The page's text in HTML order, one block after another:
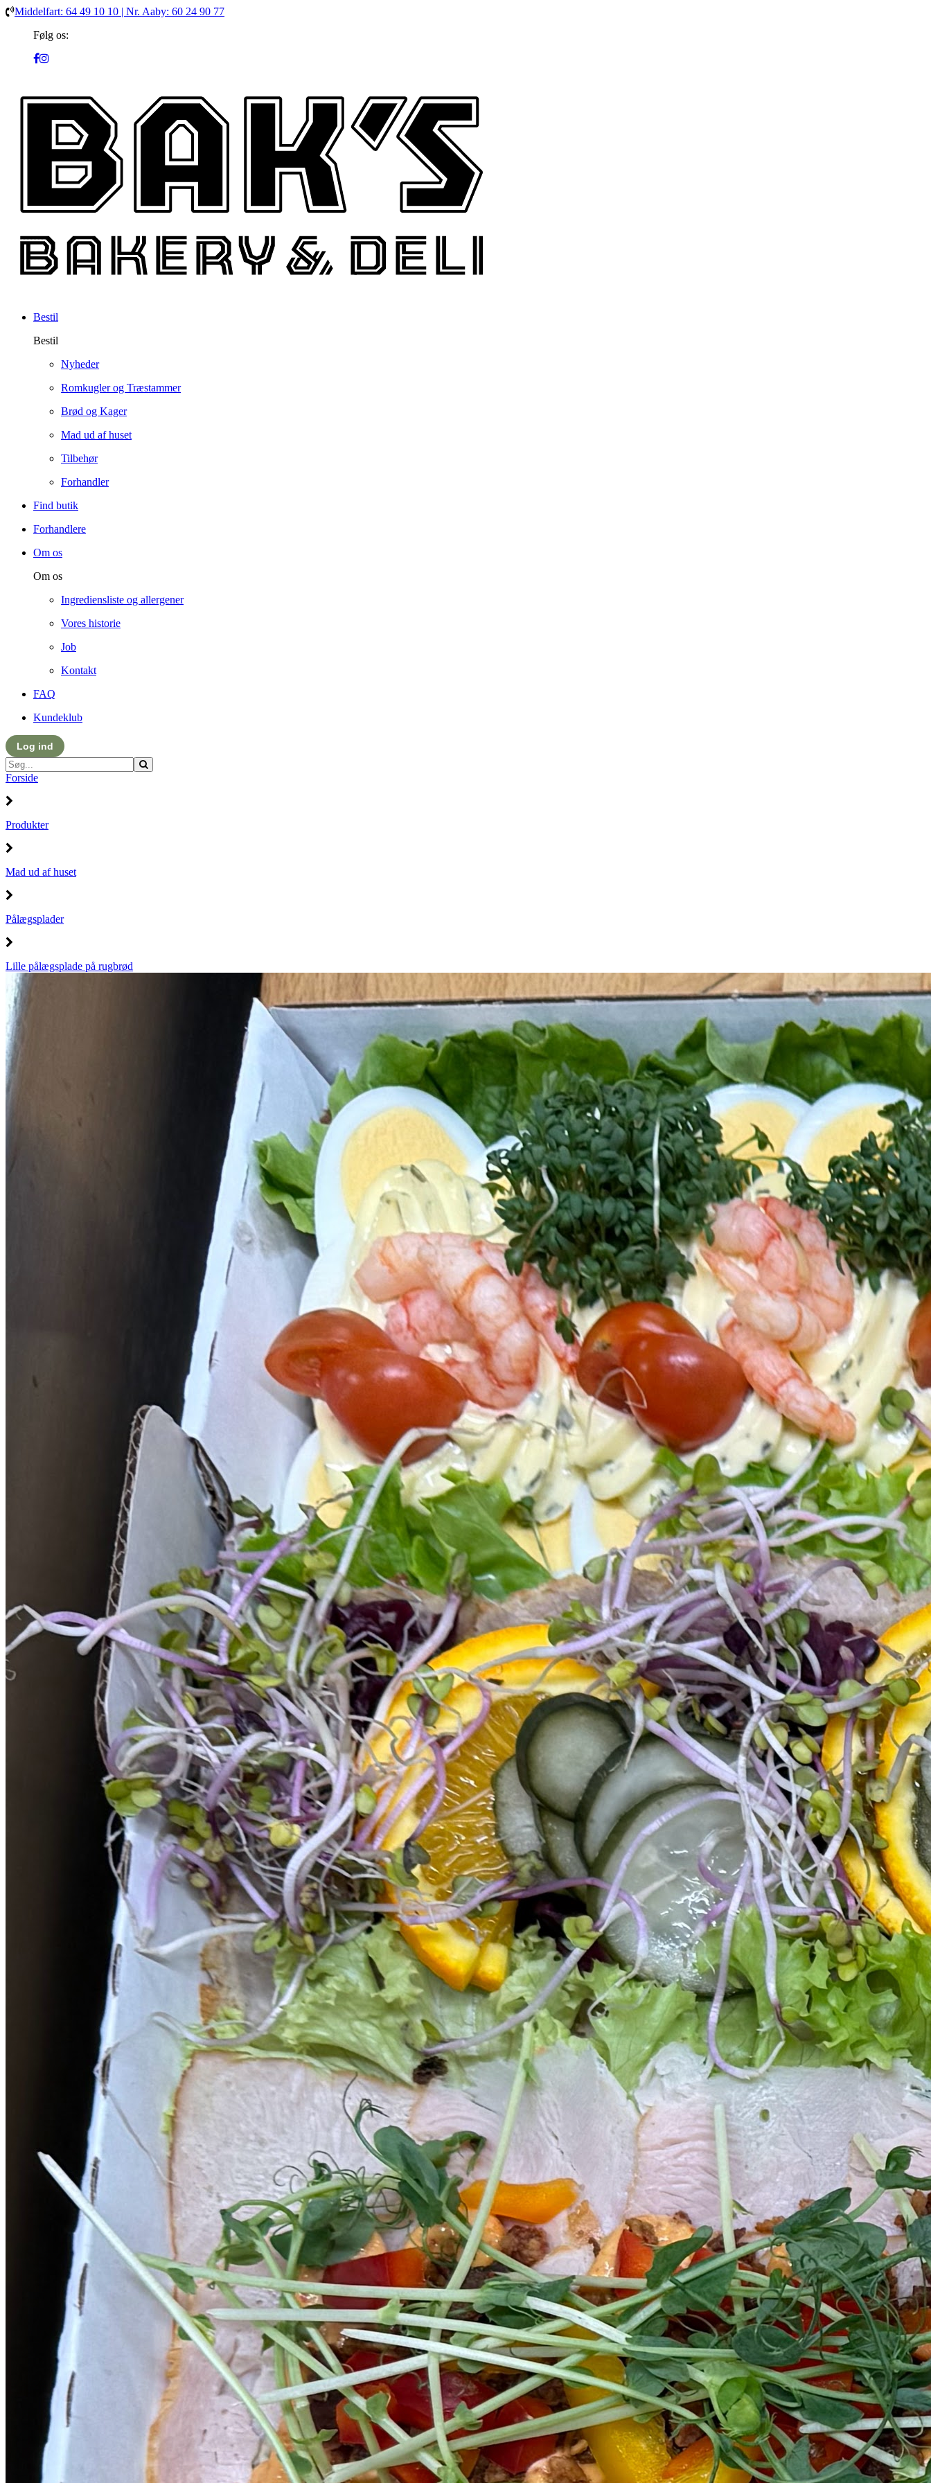
Middelfart: 64 49 10 10 | Nr. Aaby: 60 24 90 77
Følg os:
Bestil
Bestil
Nyheder
Romkugler og Træstammer
Brød og Kager
Mad ud af huset
Tilbehør
Forhandler
Find butik
Forhandlere
Om os
Om os
Ingrediensliste og allergener
Vores historie
Job
Kontakt
FAQ
Kundeklub
Log ind
Forside
Produkter
Mad ud af huset
Pålægsplader
Lille pålægsplade på rugbrød